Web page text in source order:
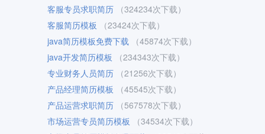
客服专员求职简历
（324234次下载）
客服简历模板
（23424次下载）
java简历模板免费下载
（45874次下载）
java开发简历模板
（234343次下载）
专业财务人员简历
（21256次下载）
产品经理简历模板
（45545次下载）
产品运营求职简历
（567578次下载）
市场运营专员简历模板
（34534次下载）